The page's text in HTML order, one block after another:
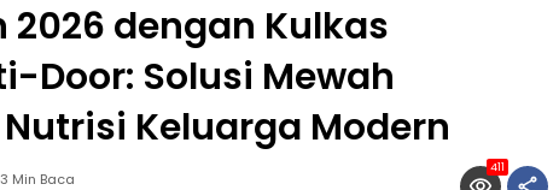
2026 dengan Kulkas
Door: Solusi Mewah
Keluarga Modern
3 Min Baca
411